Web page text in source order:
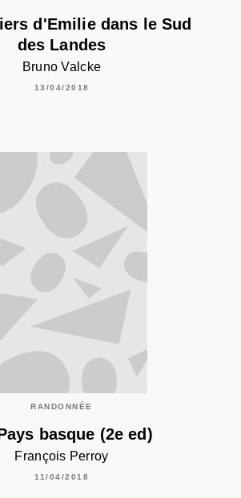
d'Emilie dans le Sud
des Landes
Bruno Valcke
13/04/2018
RANDONNÉE
basque (2e ed)
François Perroy
11/04/2018